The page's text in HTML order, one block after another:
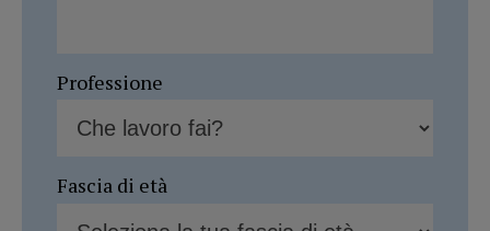
Professione
Fascia di età